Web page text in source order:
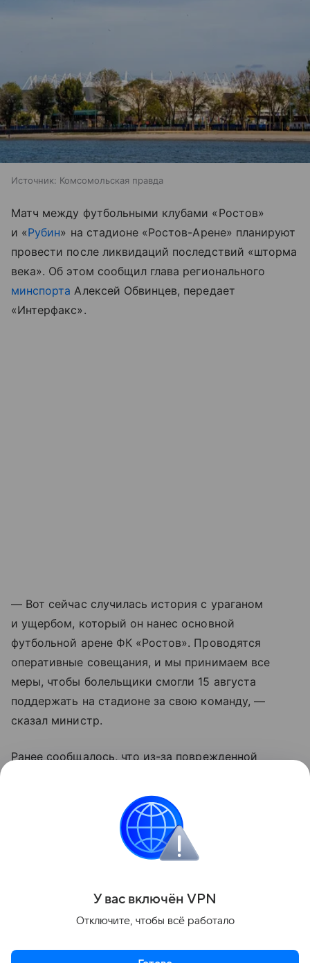
Источник: Комсомольская правда
Матч между футбольными клубами «Ростов»
и «Рубин» на стадионе «Ростов-Арене» планируют
провести после ликвидаций последствий «шторма
века». Об этом сообщил глава регионального
минспорта Алексей Обвинцев, передает
«Интерфакс».
— Вот сейчас случилась история с ураганом
и ущербом, который он нанес основной
футбольной арене ФК «Ростов». Проводятся
оперативные совещания, и мы принимаем все
меры, чтобы болельщики смогли 15 августа
поддержать на стадионе за свою команду, —
сказал министр.
Ранее сообщалось, что из-за поврежденной
был перенесен в Москву. Игра
пройдет в столице 8 августа.
Подпишись на нас в МАХ и Telegram!
Поделиться
У вас включён VPN
Отключите, чтобы всё работало